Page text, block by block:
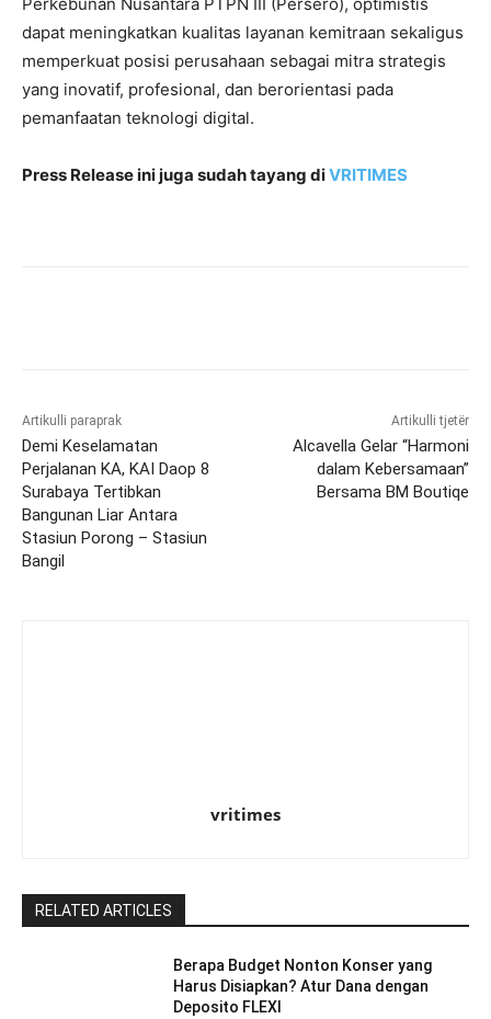
dapat meningkatkan kualitas layanan kemitraan sekaligus
memperkuat posisi perusahaan sebagai mitra strategis
yang inovatif, profesional, dan berorientasi pada
pemanfaatan teknologi digital.
Press Release ini juga sudah tayang diVRITIMES
Artikulli paraprak
Demi Keselamatan
Perjalanan KA, KAI Daop 8
Surabaya Tertibkan
Bangunan Liar Antara
Stasiun Porong – Stasiun
Bangil
Artikulli tjetër
Alcavella Gelar “Harmoni
dalam Kebersamaan”
Bersama BM Boutiqe
vritimes
RELATED ARTICLES
Berapa Budget Nonton Konser yang
Harus Disiapkan? Atur Dana dengan
Deposito FLEXI